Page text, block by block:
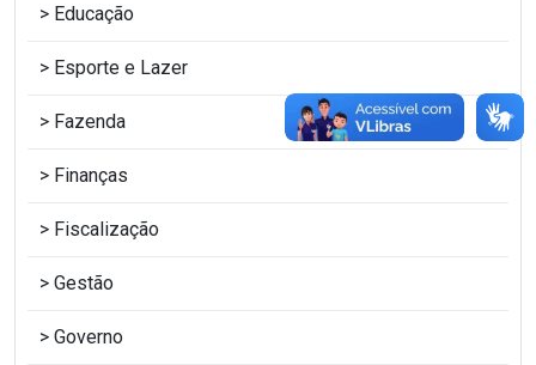
Educação
Esporte e Lazer
Fazenda
Finanças
Fiscalização
Gestão
Governo